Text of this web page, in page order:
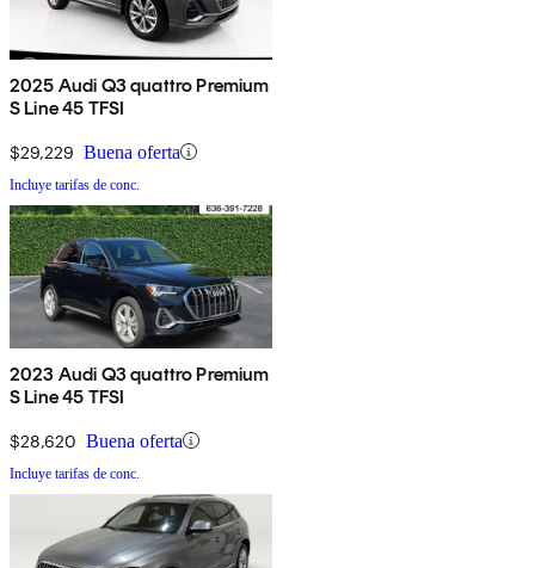
2025 Audi Q3 quattro Premium
S Line 45 TFSI
$29,229 Buena oferta
Incluye tarifas de conc.
2023 Audi Q3 quattro Premium
S Line 45 TFSI
$28,620 Buena oferta
Incluye tarifas de conc.